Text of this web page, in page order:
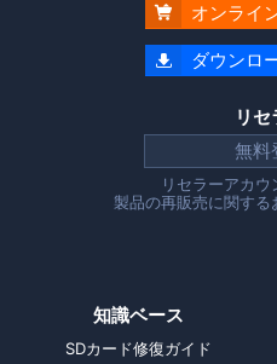
 オンライ
 ダウンロ
リ
無料
リセラーアカウ
製品の再販売に関する
知識ベース
SDカード修復ガイド